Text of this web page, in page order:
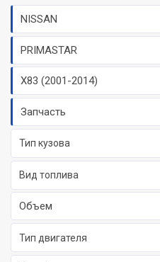
NISSAN
PRIMASTAR
X83 (2001-2014)
Запчасть
Тип кузова
Вид топлива
Объем
Тип двигателя